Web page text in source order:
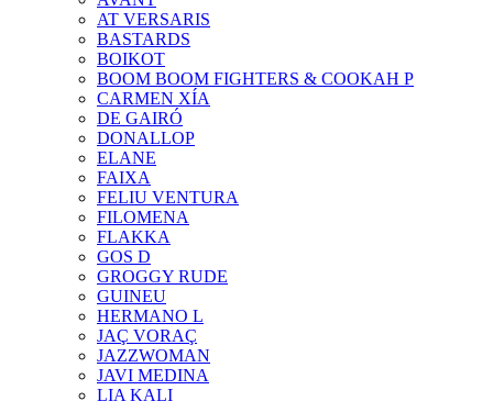
AT VERSARIS
BASTARDS
BOIKOT
BOOM BOOM FIGHTERS & COOKAH P
CARMEN XÍA
DE GAIRÓ
DONALLOP
ELANE
FAIXA
FELIU VENTURA
FILOMENA
FLAKKA
GOS D
GROGGY RUDE
GUINEU
HERMANO L
JAÇ VORAÇ
JAZZWOMAN
JAVI MEDINA
LIA KALI